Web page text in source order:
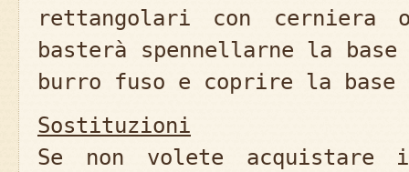
rettangolari con
basterà spennellarne la
burro fuso e coprire la base
Sostituzioni
Se non volete